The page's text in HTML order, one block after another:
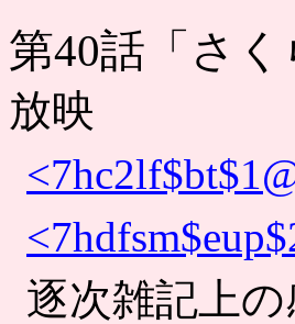
第40話「さ
放映
逐次雑記上の